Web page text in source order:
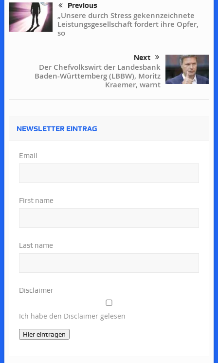
Previous
„Unsere durch Stress gekennzeichnete
Leistungsgesellschaft fordert ihre Opfer,
so
Next
Der Chefvolkswirt der Landesbank
Baden-Württemberg (LBBW), Moritz
Kraemer, warnt
NEWSLETTER EINTRAG
Email
First name
Last name
Disclaimer
Ich habe den Disclaimer gelesen
Hier eintragen